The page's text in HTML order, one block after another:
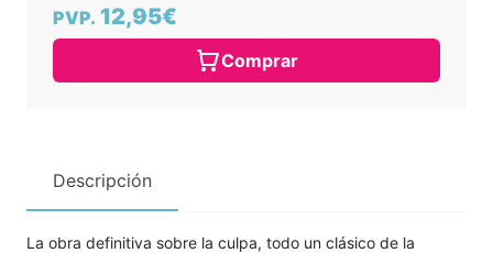
PVP. 12,95€
Comprar
Descripción
La obra definitiva sobre la culpa, todo un clásico de la